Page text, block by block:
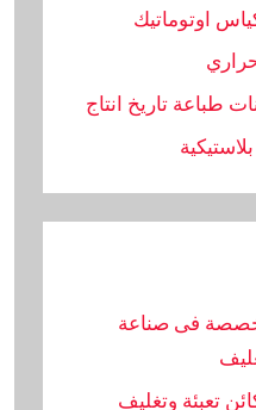
اوتوماتيك
طباعة تاريخ انتاج
فى صناعة
تعبئة وتغليف